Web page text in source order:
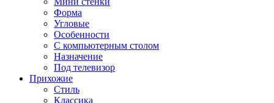
Форма
Угловые
Особенности
С компьютерным столом
Назначение
Под телевизор
Прихожие
Стиль
Классика